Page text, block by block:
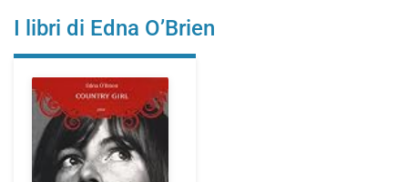
I libri di Edna O’Brien